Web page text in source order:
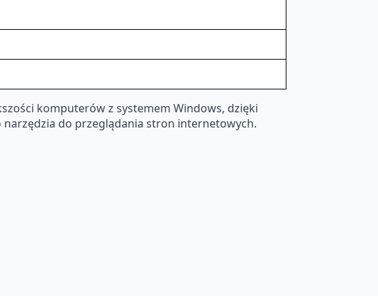
komputerów z systemem Windows, dzięki
do przeglądania stron internetowych.